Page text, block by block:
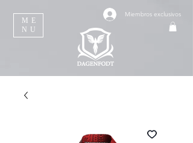
Miembros exclusivos
ME
NU